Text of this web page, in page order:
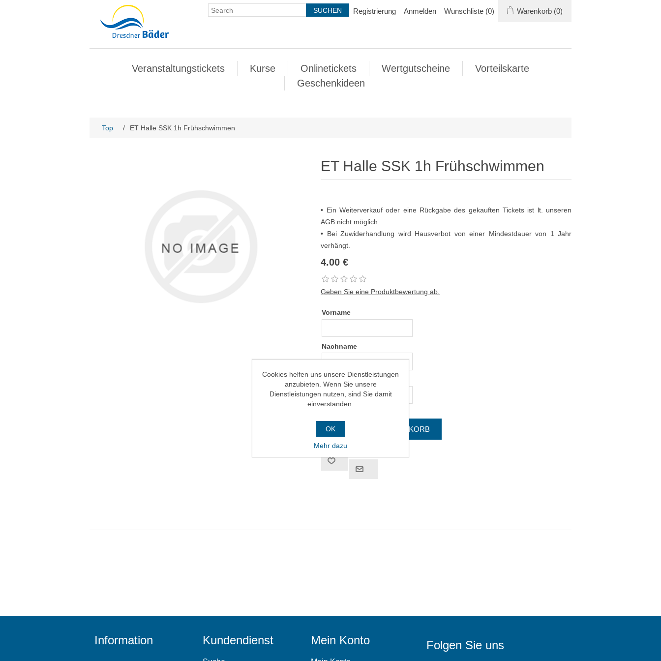
Registrierung Anmelden Wunschliste (0) Warenkorb (0)
Veranstaltungstickets Kurse Onlinetickets Wertgutscheine
Vorteilskarte
Geschenkideen
Top / ET Halle SSK 1h Frühschwimmen
ET Halle SSK 1h Frühschwimmen
• Ein Weiterverkauf oder eine Rückgabe des gekauften Tickets ist lt. unseren
AGB nicht möglich.
• Bei Zuwiderhandlung wird Hausverbot von einer Mindestdauer von 1 Jahr
verhängt.
4.00 €
Geben Sie eine Produktbewertung ab.
Vorname
Nachname
Information Kundendienst Mein Konto Folgen Sie uns
Cookies helfen uns unsere Dienstleistungen
anzubieten. Wenn Sie unsere
Dienstleistungen nutzen, sind Sie damit
einverstanden.
OK
Mehr dazu